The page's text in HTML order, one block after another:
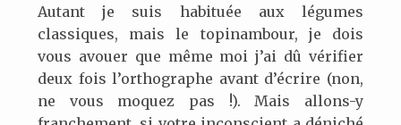
Autant je suis habituée aux légumes
classiques, mais le topinambour, je dois
vous avouer que même moi j’ai dû vérifier
deux fois l’orthographe avant d’écrire (non,
ne vous moquez pas !). Mais allons-y